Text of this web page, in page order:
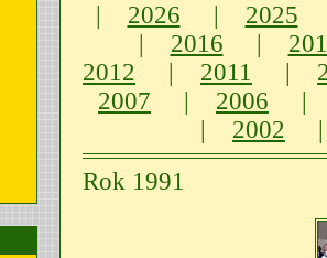
| 2026 |
2025
|
2016 |
2012
| 2011 |
2007
| 2006
|
|
2002
Rok 1991